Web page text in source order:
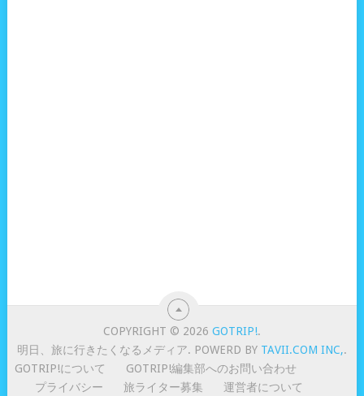
COPYRIGHT © 2026GOTRIP!.
明日、旅に行きたくなるメディア. POWERD BY TAVII.COM INC,.
GOTRIP!について
GOTRIP!編集部へのお問い合わせ
プライバシー
旅ライター募集 運営者について